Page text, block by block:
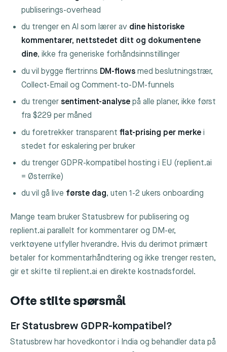
publiserings-overhead
du trenger en AI som lærer av dine historiske
kommentarer, nettstedet ditt og dokumentene
dine, ikke fra generiske forhåndsinnstillinger
du vil bygge flertrinns DM-flows med beslutningstrær,
Collect-Email og Comment-to-DM-funnels
du trengersentiment-analyse på alle planer, ikke først
fra $229 per måned
du foretrekker transparentflat-prising per merke i
stedet for eskalering per bruker
du trenger GDPR-kompatibel hosting i EU (replient.ai
= Østerrike)
du vil gå live første dag, uten 1-2 ukers onboarding
Mange team bruker Statusbrew for publisering og
replient.ai parallelt for kommentarer og DM-er,
verktøyene utfyller hverandre. Hvis du derimot primært
betaler for kommentarhåndtering og ikke trenger resten,
gir et skifte til replient.ai en direkte kostnadsfordel.
Ofte stilte spørsmål
Er Statusbrew GDPR-kompatibel?
Statusbrew har hovedkontor i India og behandler data på